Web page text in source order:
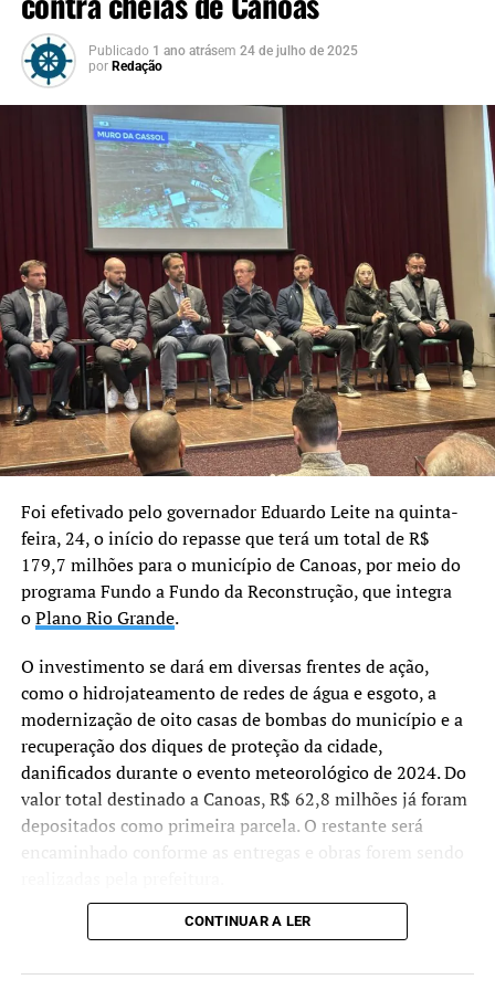
quem pode de fato
colaborar com soluções
para apoiar a população
atingida pela enchente”,
afirmou Roseli.
A secretária Ana Boll ressaltou que a participação
popular é fundamental para a construção de políticas
públicas mais eficazes:
“Fazer saúde com qualidade
exige escuta e proximidade.
A população atingida tem
muito a contribuir. É
ouvindo essas lideranças
que conseguimos ajustar
ações, pensar em
estratégias e garantir um
cuidado mais próximo e
humano. A porta da
Secretaria da Saúde estará
sempre aberta para o
diálogo”, reforçou Ana.
Publicado 1 ano atrásem 24 de julho de 2025
por Redação
Foi efetivado pelo governador Eduardo Leite na quinta-
feira, 24, o início do repasse que terá um total de R$
179,7 milhões para o município de Canoas, por meio do
programa Fundo a Fundo da Reconstrução, que integra
oPlano Rio Grande.
O investimento se dará em diversas frentes de ação,
como o hidrojateamento de redes de água e esgoto, a
modernização de oito casas de bombas do município e a
recuperação dos diques de proteção da cidade,
danificados durante o evento meteorológico de 2024. Do
valor total destinado a Canoas, R$ 62,8 milhões já foram
depositados como primeira parcela. O restante será
encaminhado conforme as entregas e obras forem sendo
“Não estamos apenas
assinando um convênio,
CONTINUAR A LER